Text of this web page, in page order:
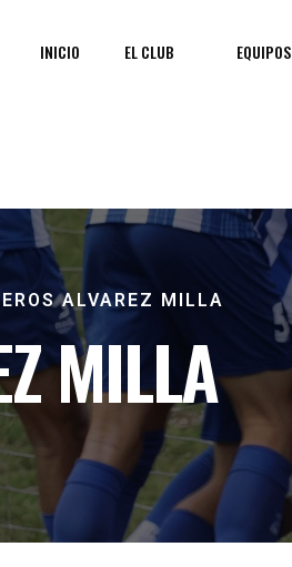
INICIO EL CLUB EQUIPOS
EROS ALVAREZ MILLA
MILLA